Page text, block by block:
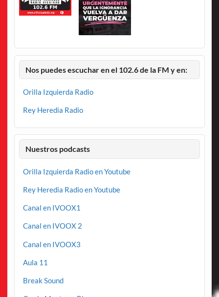
Nos puedes escuchar en el 102.6 de la FM y en:
Orilla Izquierda Radio
Rey Heredia Radio
Nuestros podcasts
Orilla Izquierda Radio en Youtube
Rey Heredia Radio en Youtube
Canal en IVOOX1
Canal en IVOOX 2
Canal en IVOOX3
Aula 11
Break Sound